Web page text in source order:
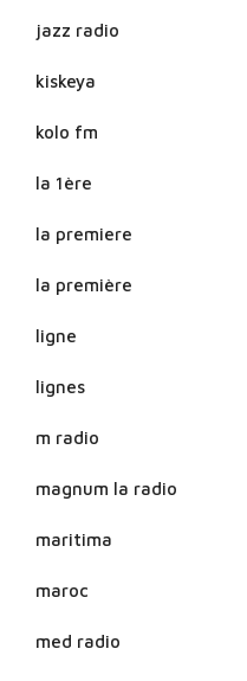
jazz radio
kiskeya
kolo fm
la 1ère
la premiere
la première
ligne
lignes
m radio
magnum la radio
maritima
maroc
med radio